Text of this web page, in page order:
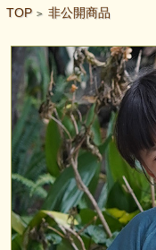
TOP > 非公開商品